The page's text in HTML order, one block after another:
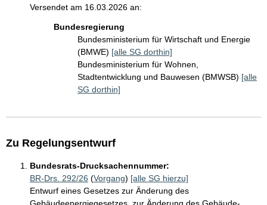
Versendet am 16.03.2026 an:
Bundesregierung
Bundesministerium für Wirtschaft und Energie
(BMWE) [alle SG dorthin]
Bundesministerium für Wohnen,
Stadtentwicklung und Bauwesen (BMWSB) [alle
SG dorthin]
Zu Regelungsentwurf
Bundesrats-Drucksachennummer:
BR-Drs. 292/26 (Vorgang) [alle SG hierzu]
Entwurf eines Gesetzes zur Änderung des